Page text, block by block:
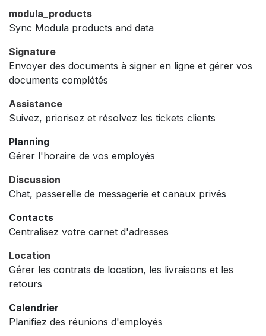
modula_products
Sync Modula products and data
Signature
Envoyer des documents à signer en ligne et gérer vos
documents complétés
Assistance
Suivez, priorisez et résolvez les tickets clients
Planning
Gérer l'horaire de vos employés
Discussion
Chat, passerelle de messagerie et canaux privés
Contacts
Centralisez votre carnet d'adresses
Location
Gérer les contrats de location, les livraisons et les
retours
Calendrier
Planifiez des réunions d'employés